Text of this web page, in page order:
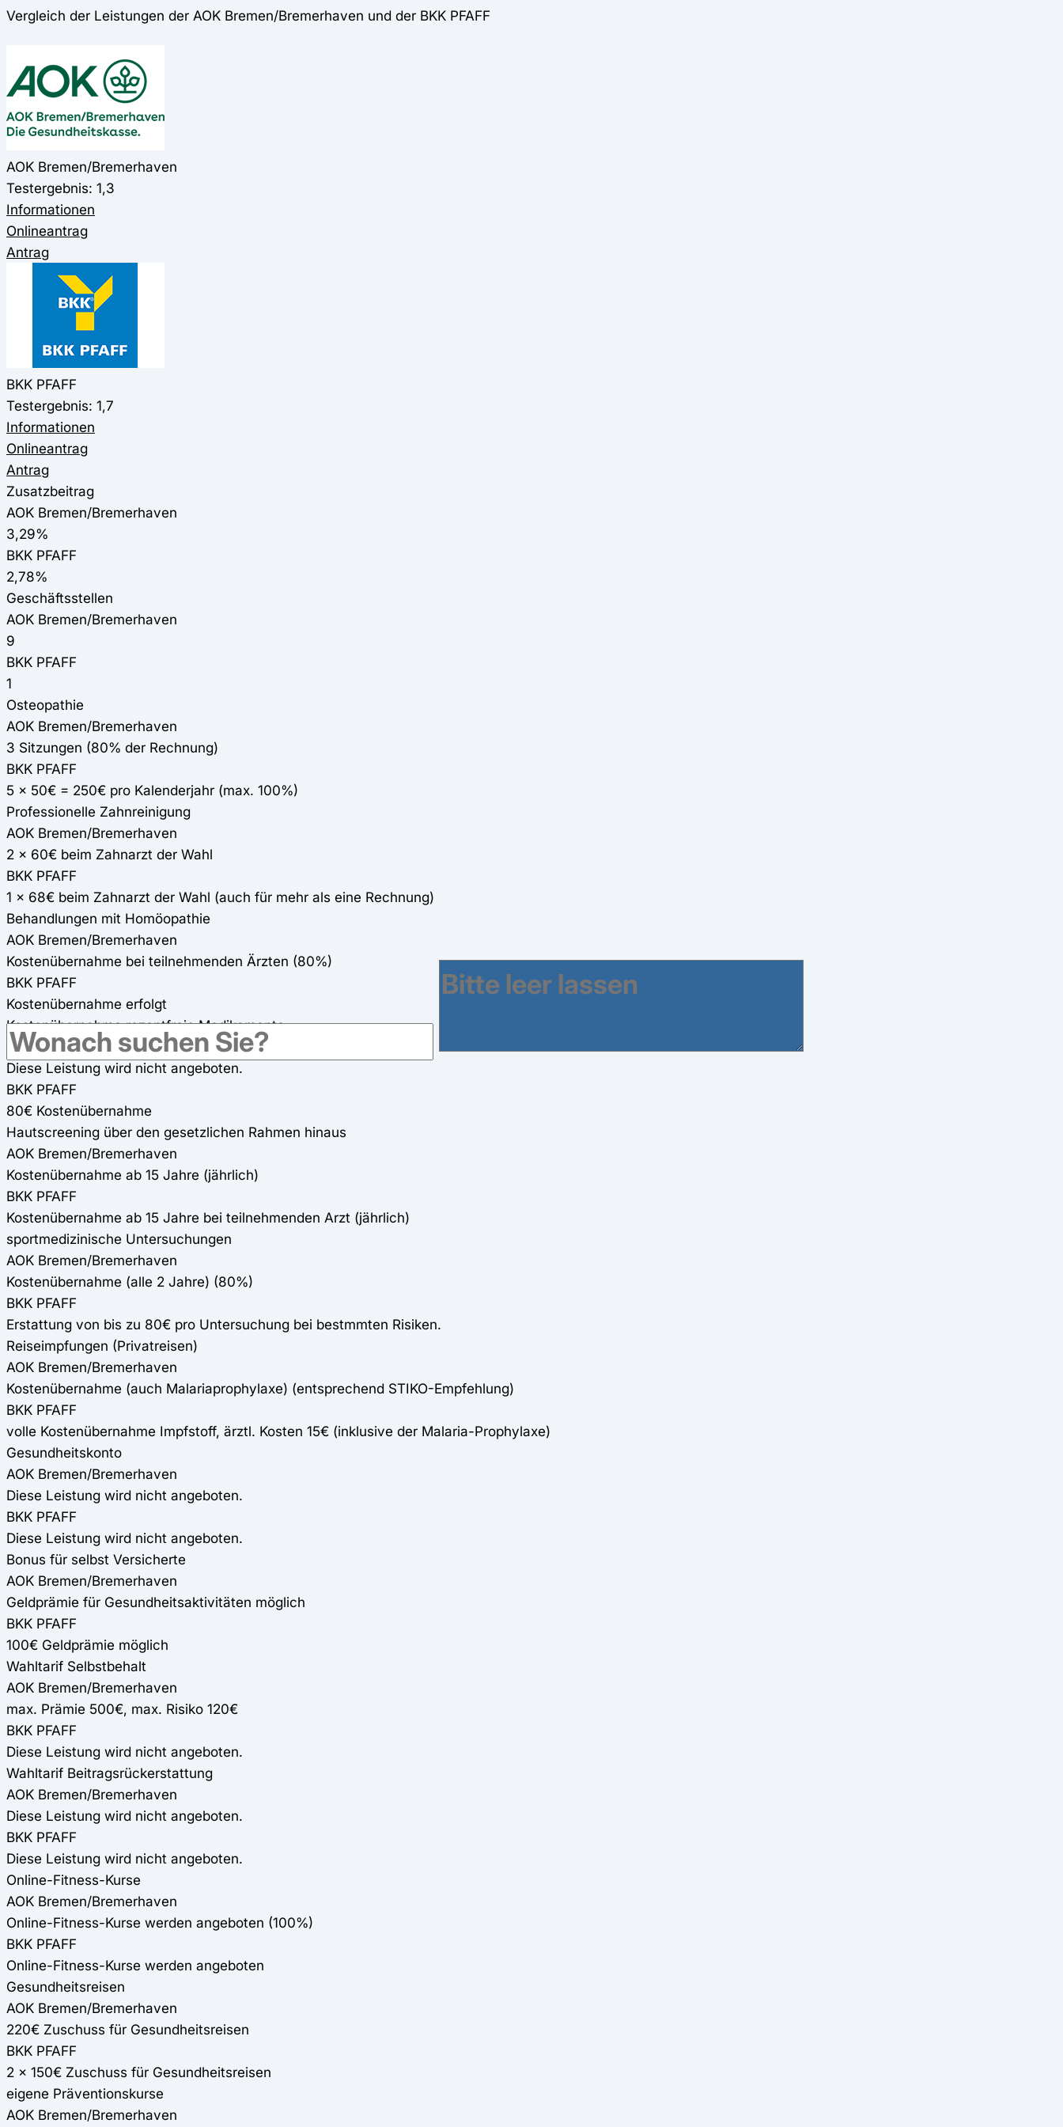
Vergleich der Leistungen der AOK Bremen/Bremerhaven und der BKK PFAFF
AOK Bremen/Bremerhaven
Testergebnis: 1,3
Informationen
Onlineantrag
Antrag
BKK PFAFF
Testergebnis: 1,7
Informationen
Onlineantrag
Antrag
Zusatzbeitrag
AOK Bremen/Bremerhaven
3,29%
BKK PFAFF
2,78%
Geschäftsstellen
AOK Bremen/Bremerhaven
9
BKK PFAFF
1
Osteopathie
AOK Bremen/Bremerhaven
3 Sitzungen (80% der Rechnung)
BKK PFAFF
5 x 50€ = 250€ pro Kalenderjahr (max. 100%)
Professionelle Zahnreinigung
AOK Bremen/Bremerhaven
2 x 60€ beim Zahnarzt der Wahl
BKK PFAFF
1 x 68€ beim Zahnarzt der Wahl (auch für mehr als eine Rechnung)
Behandlungen mit Homöopathie
AOK Bremen/Bremerhaven
Kostenübernahme bei teilnehmenden Ärzten (80%)
BKK PFAFF
Kostenübernahme erfolgt
Kostenübernahme rezeptfreie Medikamente
AOK Bremen/Bremerhaven
Diese Leistung wird nicht angeboten.
BKK PFAFF
80€ Kostenübernahme
Hautscreening über den gesetzlichen Rahmen hinaus
AOK Bremen/Bremerhaven
Kostenübernahme ab 15 Jahre (jährlich)
BKK PFAFF
Kostenübernahme ab 15 Jahre bei teilnehmenden Arzt (jährlich)
sportmedizinische Untersuchungen
AOK Bremen/Bremerhaven
Kostenübernahme (alle 2 Jahre) (80%)
BKK PFAFF
Erstattung von bis zu 80€ pro Untersuchung bei bestmmten Risiken.
Reiseimpfungen (Privatreisen)
AOK Bremen/Bremerhaven
Kostenübernahme (auch Malariaprophylaxe) (entsprechend STIKO-Empfehlung)
BKK PFAFF
volle Kostenübernahme Impfstoff, ärztl. Kosten 15€ (inklusive der Malaria-Prophylaxe)
Gesundheitskonto
AOK Bremen/Bremerhaven
Diese Leistung wird nicht angeboten.
BKK PFAFF
Diese Leistung wird nicht angeboten.
Bonus für selbst Versicherte
AOK Bremen/Bremerhaven
Geldprämie für Gesundheitsaktivitäten möglich
BKK PFAFF
100€ Geldprämie möglich
Wahltarif Selbstbehalt
AOK Bremen/Bremerhaven
max. Prämie 500€, max. Risiko 120€
BKK PFAFF
Diese Leistung wird nicht angeboten.
Wahltarif Beitragsrückerstattung
AOK Bremen/Bremerhaven
Diese Leistung wird nicht angeboten.
BKK PFAFF
Diese Leistung wird nicht angeboten.
Online-Fitness-Kurse
AOK Bremen/Bremerhaven
Online-Fitness-Kurse werden angeboten (100%)
BKK PFAFF
Online-Fitness-Kurse werden angeboten
Gesundheitsreisen
AOK Bremen/Bremerhaven
220€ Zuschuss für Gesundheitsreisen
BKK PFAFF
2 x 150€ Zuschuss für Gesundheitsreisen
eigene Präventionskurse
AOK Bremen/Bremerhaven